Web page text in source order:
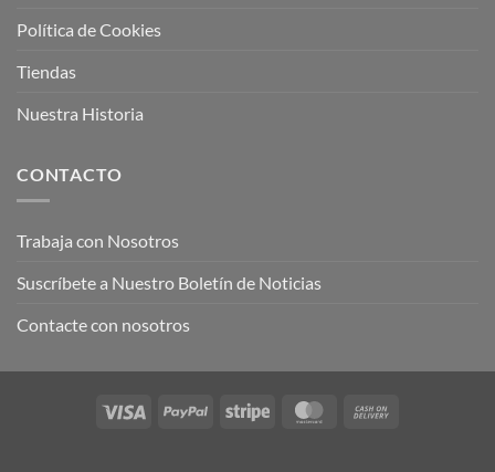
Política de Cookies
Tiendas
Nuestra Historia
CONTACTO
Trabaja con Nosotros
Suscríbete a Nuestro Boletín de Noticias
Contacte con nosotros
Visa PayPal Stripe MasterCard